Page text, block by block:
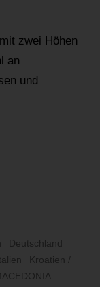
zwei Höhen
an
und
Deutschland
Italien
Kroatien /